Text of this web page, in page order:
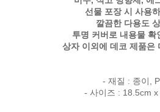
선물 포장 시 사용
깔끔한 다용도
투명 커버로 내용물 확
상자 이외에 데코 제품은
- 재질 : 종이,
- 사이즈 : 18.5cm